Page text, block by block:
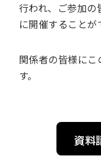
行われ、ご参加
に開催することが
関係者の皆様に
す。
資料